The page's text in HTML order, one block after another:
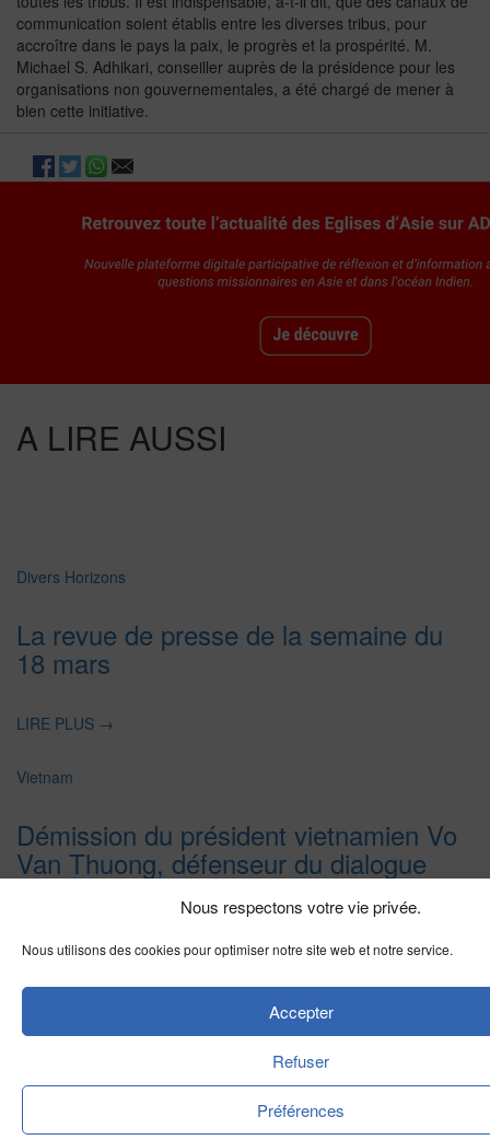
Nous respectons votre vie privée.
Nous utilisons des cookies pour optimiser notre site web et notre service.
Accepter
Refuser
Préférences
communication soient établis entre les diverses tribus, pour
accroître dans le pays la paix, le progrès et la prospérité. M.
Michael S. Adhikari, conseiller auprès de la présidence pour les
organisations non gouvernementales, a été chargé de mener à
bien cette initiative.
A LIRE AUSSI
Divers Horizons
La revue de presse de la semaine du
18 mars
LIRE PLUS →
Vietnam
Démission du président vietnamien Vo
Van Thuong, défenseur du dialogue
avec le pape François
LIRE PLUS→
Les évêques indiens organisent une
journée de prière et de jeûne avant les
élections nationales